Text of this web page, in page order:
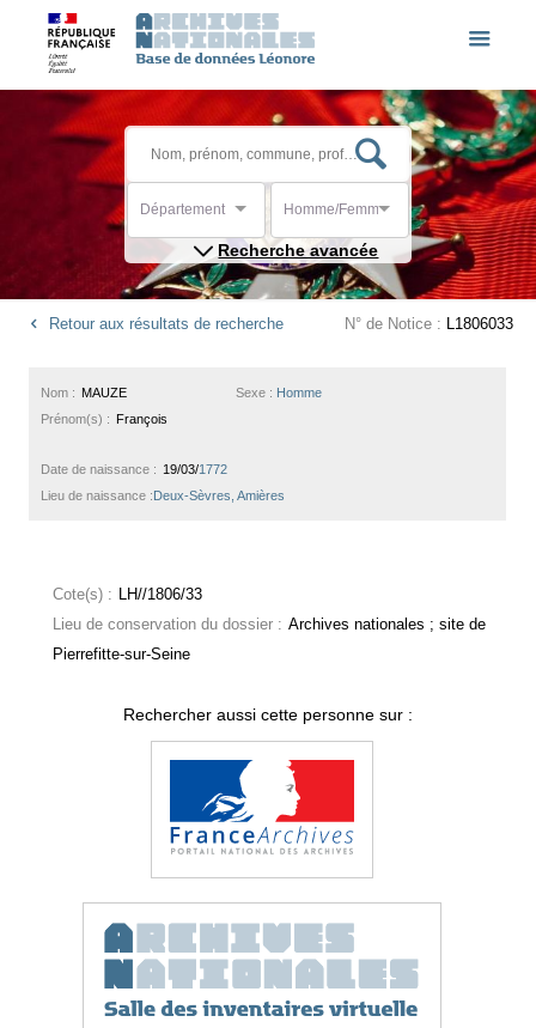
Département Homme/Femme
Recherche avancée
Retour aux résultats de recherche N° de Notice : L1806033
Sexe : Homme
Nom : MAUZE
Prénom(s) : François
Date de naissance : 19/03/1772
Lieu de naissance :Deux-Sèvres, Amières
Cote(s) : LH//1806/33
Lieu de conservation du dossier : Archives nationales ; site de
Pierrefitte-sur-Seine
Rechercher aussi cette personne sur :